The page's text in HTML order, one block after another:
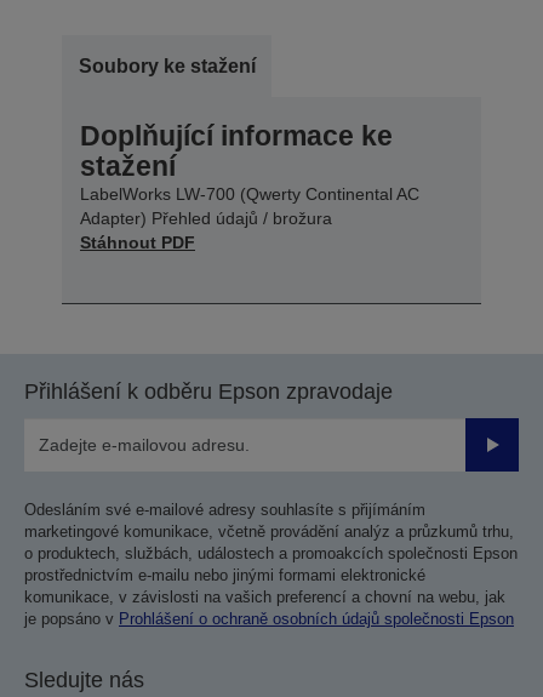
Soubory ke stažení
Doplňující informace ke
stažení
LabelWorks LW-700 (Qwerty Continental AC
Adapter) Přehled údajů / brožura
Stáhnout PDF
Přihlášení k odběru Epson zpravodaje
Odesláním své e-mailové adresy souhlasíte s přijímáním
marketingové komunikace, včetně provádění analýz a průzkumů trhu,
o produktech, službách, událostech a promoakcích společnosti Epson
prostřednictvím e-mailu nebo jinými formami elektronické
komunikace, v závislosti na vašich preferencí a chovní na webu, jak
je popsáno v Prohlášení o ochraně osobních údajů společnosti Epson
Sledujte nás